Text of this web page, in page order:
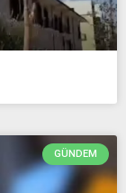
GÜNDEM